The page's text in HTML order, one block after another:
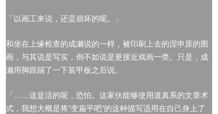
「以画工来说，还蛮崩坏的呢。」
和坐在上缘检查的成濑说的一样，被印刷上去的涅申原的图
画，与其说是写实，倒不如说是更接近戏画一类。只是，成
濑用脚跟踢了一下装甲板之后说。
「……这是活的呢，恐怕。这家伙能够使用道真系的文章术
式，我想大概是将”变扁平吧”的这种描写适用在自己身上了